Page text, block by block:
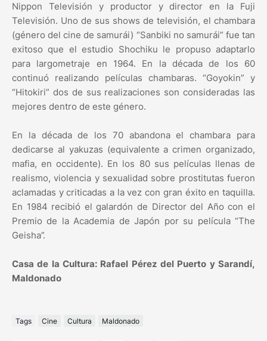
Nippon Televisión y productor y director en la Fuji
Televisión. Uno de sus shows de televisión, el chambara
(género del cine de samurái) “Sanbiki no samurái” fue tan
exitoso que el estudio Shochiku le propuso adaptarlo
para largometraje en 1964. En la década de los 60
continuó realizando películas chambaras. “Goyokin” y
“Hitokiri” dos de sus realizaciones son consideradas las
mejores dentro de este género.
En la década de los 70 abandona el chambara para
dedicarse al yakuzas (equivalente a crimen organizado,
mafia, en occidente). En los 80 sus películas llenas de
realismo, violencia y sexualidad sobre prostitutas fueron
aclamadas y criticadas a la vez con gran éxito en taquilla.
En 1984 recibió el galardón de Director del Año con el
Premio de la Academia de Japón por su película “The
Geisha”.
Casa de la Cultura: Rafael Pérez del Puerto y Sarandí,
Maldonado
Tags Cine Cultura Maldonado